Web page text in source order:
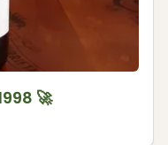
🚀